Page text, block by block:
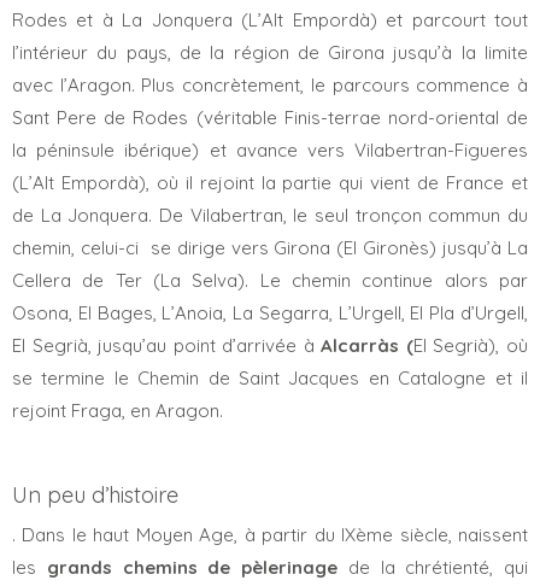
Rodes et à La Jonquera (L’Alt Empordà) et parcourt tout
l’intérieur du pays, de la région de Girona jusqu’à la limite
avec l’Aragon. Plus concrètement, le parcours commence à
Sant Pere de Rodes (véritable Finis-terrae nord-oriental de
la péninsule ibérique) et avance vers Vilabertran-Figueres
(L’Alt Empordà), où il rejoint la partie qui vient de France et
de La Jonquera. De Vilabertran, le seul tronçon commun du
chemin, celui-ci se dirige vers Girona (El Gironès) jusqu’à La
Cellera de Ter (La Selva). Le chemin continue alors par
Osona, El Bages, L’Anoia, La Segarra, L’Urgell, El Pla d’Urgell,
El Segrià, jusqu’au point d’arrivée àAlcarràs (El Segrià), où
se termine le Chemin de Saint Jacques en Catalogne et il
rejoint Fraga, en Aragon.
Un peu d’histoire
. Dans le haut Moyen Age, à partir du IXème siècle, naissent
les grands chemins de pèlerinage de la chrétienté, qui